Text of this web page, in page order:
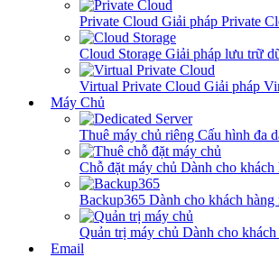
Private Cloud Giải pháp Private
Cloud Storage Giải pháp lưu trữ
Virtual Private Cloud Giải pháp
Máy Chủ
Thuê máy chủ riêng Cấu hình đa
Chỗ đặt máy chủ Dành cho khách
Backup365 Dành cho khách
Quản trị máy chủ Dành cho
Email